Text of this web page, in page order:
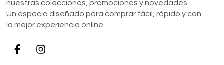
nuestras colecciones, promociones y novedades.
Un espacio diseñado para comprar fácil, rápido y con
la mejor experiencia online.